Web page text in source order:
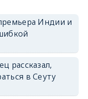
Индии и
рассказал,
в Сеуту